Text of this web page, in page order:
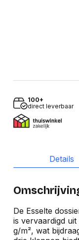
100+
direct leverbaar
Details
De Esselte
is vervaardigd
g/m², wat